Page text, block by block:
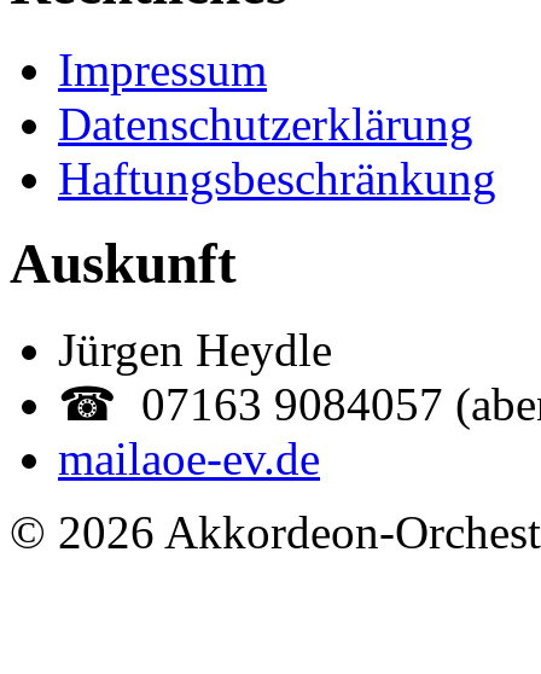
Impressum
Datenschutzerklärung
Haftungsbeschränkung
Auskunft
Jürgen Heydle
☎ 07163 9084057
mailaoe-ev.de
© 2026 Akkordeon-